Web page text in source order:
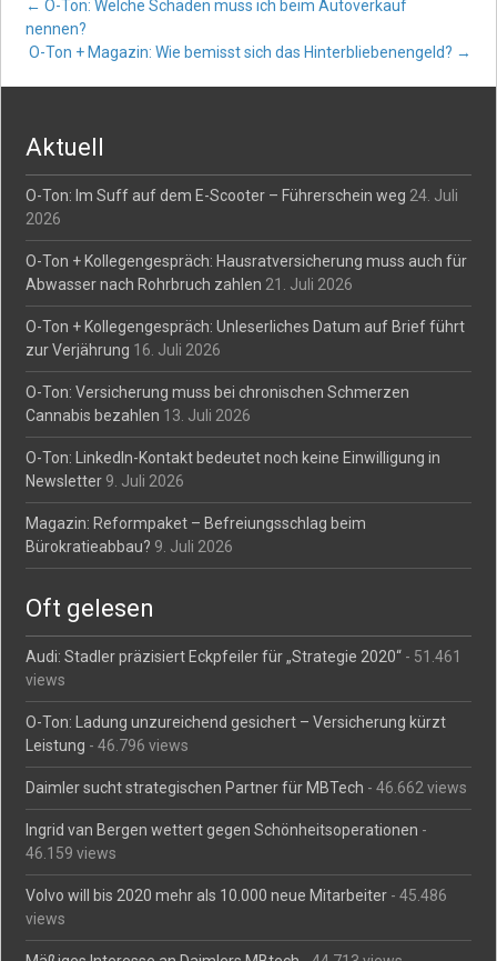
Post
navigation
← O-Ton: Welche Schäden muss ich beim Autoverkauf
nennen?
O-Ton + Magazin: Wie bemisst sich das Hinterbliebenengeld? →
Aktuell
O-Ton: Im Suff auf dem E-Scooter – Führerschein weg 24. Juli
2026
O-Ton + Kollegengespräch: Hausratversicherung muss auch für
Abwasser nach Rohrbruch zahlen 21. Juli 2026
O-Ton + Kollegengespräch: Unleserliches Datum auf Brief führt
zur Verjährung 16. Juli 2026
O-Ton: Versicherung muss bei chronischen Schmerzen
Cannabis bezahlen 13. Juli 2026
O-Ton: LinkedIn-Kontakt bedeutet noch keine Einwilligung in
Newsletter 9. Juli 2026
Magazin: Reformpaket – Befreiungsschlag beim
Bürokratieabbau? 9. Juli 2026
Oft gelesen
Audi: Stadler präzisiert Eckpfeiler für „Strategie 2020“ - 51.461
views
O-Ton: Ladung unzureichend gesichert – Versicherung kürzt
Leistung - 46.796 views
Daimler sucht strategischen Partner für MBTech - 46.662 views
Ingrid van Bergen wettert gegen Schönheitsoperationen -
46.159 views
Volvo will bis 2020 mehr als 10.000 neue Mitarbeiter - 45.486
views